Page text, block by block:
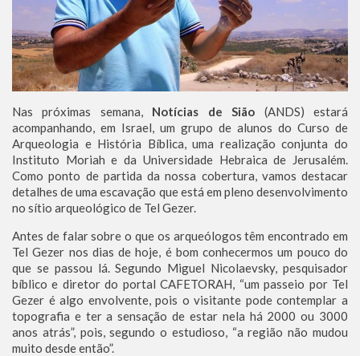
Nas próximas semana, Notícias de Sião (ANDS) estará
acompanhando, em Israel, um grupo de alunos do Curso de
Arqueologia e História Bíblica, uma realização conjunta do
Instituto Moriah e da Universidade Hebraica de Jerusalém.
Como ponto de partida da nossa cobertura, vamos destacar
detalhes de uma escavação que está em pleno desenvolvimento
no sítio arqueológico de Tel Gezer.
Antes de falar sobre o que os arqueólogos têm encontrado em
Tel Gezer nos dias de hoje, é bom conhecermos um pouco do
que se passou lá. Segundo Miguel Nicolaevsky, pesquisador
bíblico e diretor do portal CAFETORAH, “um passeio por Tel
Gezer é algo envolvente, pois o visitante pode contemplar a
topografia e ter a sensação de estar nela há 2000 ou 3000
anos atrás”, pois, segundo o estudioso, “a região não mudou
muito desde então”.